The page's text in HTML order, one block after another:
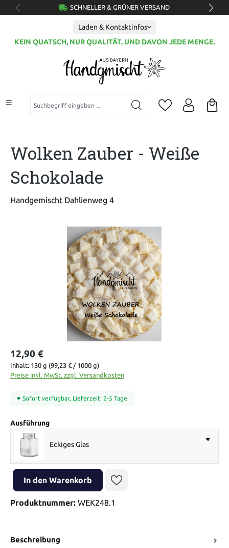
springen SCHNELLER & GRÜNER VERSAND
Laden & Kontaktinfos
KEIN QUATSCH, NUR QUALITÄT. UND DAVON JEDE MENGE.
Suchbegriff eingeben ...
Wolken Zauber - Weiße
Schokolade
Handgemischt Dahlienweg 4
Bildergalerie überspringen
12,90 €
Inhalt: 130 g (99,23 € / 1000 g)
Preise inkl. MwSt. zzgl. Versandkosten
Sofort verfügbar, Lieferzeit: 2-5 Tage
Ausführungauswählen
Eckiges Glas
Produkt Anzahl: Gib den gewünschten Wert ein oder benutze die
In den Warenkorb
Produktnummer: WEK248.1
Beschreibung